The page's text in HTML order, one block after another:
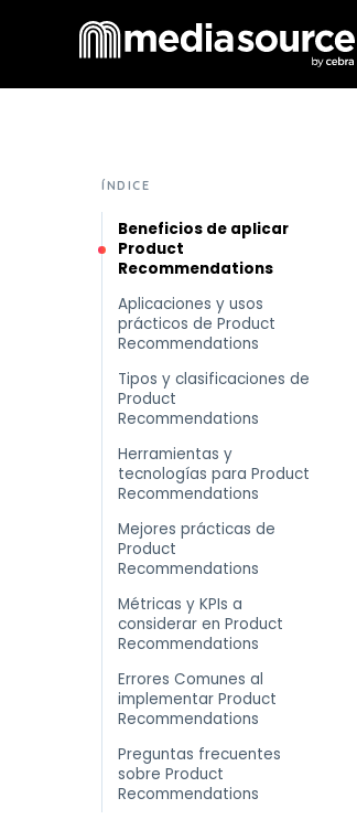
ÍNDICE
Beneficios de aplicar
Product
Recommendations
Aplicaciones y usos
prácticos de Product
Recommendations
Tipos y clasificaciones de
Product
Recommendations
Herramientas y
tecnologías para Product
Recommendations
Mejores prácticas de
Product
Recommendations
Métricas y KPIs a
considerar en Product
Recommendations
Errores Comunes al
implementar Product
Recommendations
Preguntas frecuentes
sobre Product
Recommendations